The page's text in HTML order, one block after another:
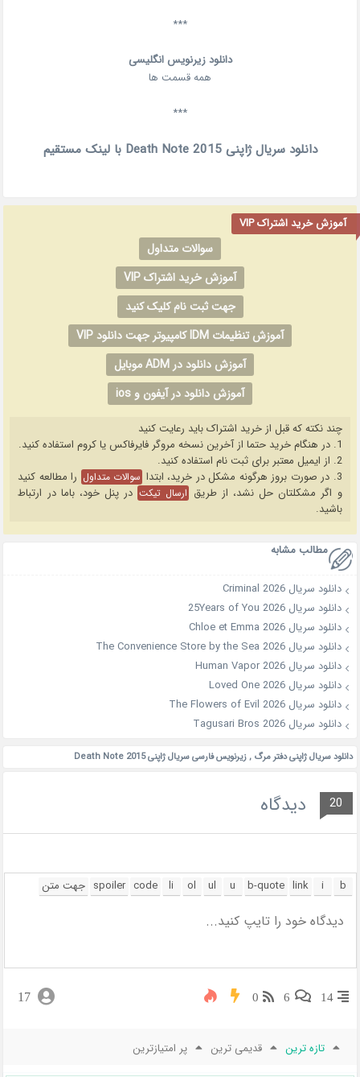
***
دانلود زیرنویس انگلیسی
همه قسمت ها
***
دانلود سریال ژاپنی Death Note 2015 با لینک مستقیم
آموزش خرید اشتراک VIP
سوالات متداول
آموزش خرید اشتراک VIP
جهت ثبت نام کلیک کنید
آموزش تنظیمات IDM کامپیوتر جهت دانلود VIP
آموزش دانلود در ADM موبایل
آموزش دانلود در آیفون و ios
چند نکته که قبل از خرید اشتراک باید رعایت کنید
1. در هنگام خرید حتما از آخرین نسخه مروگر فایرفاکس یا کروم استفاده کنید.
2. از ایمیل معتبر برای ثبت نام استفاده کنید.
3. در صورت بروز هرگونه مشکل در خرید، ابتدا
سوالات متداول را مطالعه کنید
و اگر مشکلتان حل نشد، از طریق ارسال تیکت در پنل خود، باما در ارتباط
باشید.
مطالب مشابه
دانلود سریال Criminal 2026
دانلود سریال 25Years of You 2026
دانلود سریال Chloe et Emma 2026
دانلود سریال The Convenience Store by the Sea 2026
دانلود سریال Human Vapor 2026
دانلود سریال Loved One 2026
دانلود سریال The Flowers of Evil 2026
دانلود سریال Tagusari Bros 2026
دانلود سریال ژاپنی دفتر مرگ ,زیرنویس فارسی سریال ژاپنی Death Note 2015
20 دیدگاه
14
6
0
17
تازه ترین قدیمی ترین پر امتیازترین